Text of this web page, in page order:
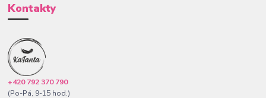
Kontakty
+420 792 370 790
(Po-Pá, 9-15 hod.)